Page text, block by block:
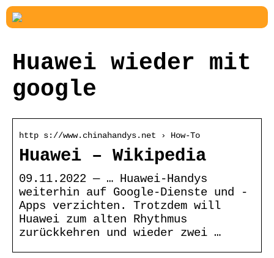
Huawei wieder mit
google
http s://www.chinahandys.net › How-To
Huawei – Wikipedia
09.11.2022 — … Huawei-Handys
weiterhin auf Google-Dienste und -
Apps verzichten. Trotzdem will
Huawei zum alten Rhythmus
zurückkehren und wieder zwei …